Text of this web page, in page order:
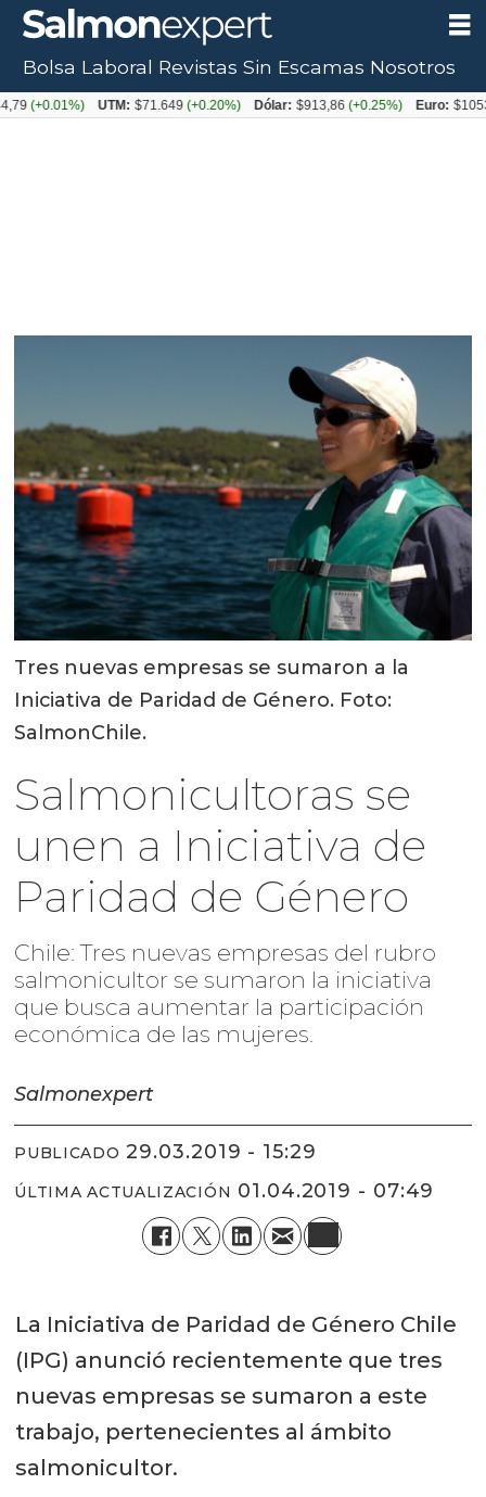
Tres nuevas empresas se sumaron a la
Iniciativa de Paridad de Género. Foto:
SalmonChile.
Salmonicultoras se
unen a Iniciativa de
Paridad de Género
Chile: Tres nuevas empresas del rubro
salmonicultor se sumaron la iniciativa
que busca aumentar la participación
económica de las mujeres.
Salmonexpert
PUBLICADO 29.03.2019 - 15:29
ÚLTIMA ACTUALIZACIÓN 01.04.2019 - 07:49
La Iniciativa de Paridad de Género Chile
(IPG) anunció recientemente que tres
nuevas empresas se sumaron a este
trabajo, pertenecientes al ámbito
salmonicultor.
Bolsa Laboral Revistas Sin Escamas Nosotros
UTM: $71.649(+0.20%) Dólar: $913,86(+0.25%) Euro: $1053,08(-